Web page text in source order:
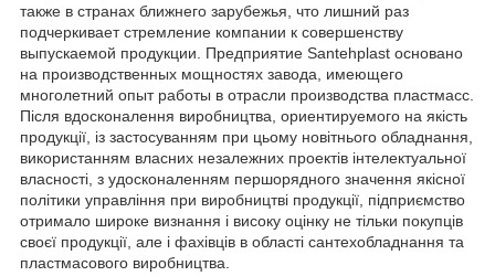
также в странах ближнего зарубежья, что лишний раз
подчеркивает стремление компании к совершенству
выпускаемой продукции. Предприятие Santehplast основано
на производственных мощностях завода, имеющего
многолетний опыт работы в отрасли производства пластмасс.
Після вдосконалення виробництва, ориентируемого на якість
продукції, із застосуванням при цьому новітнього обладнання,
використанням власних незалежних проектів інтелектуальної
власності, з удосконаленням першорядного значення якісної
політики управління при виробництві продукції, підприємство
отримало широке визнання і високу оцінку не тільки покупців
своєї продукції, але і фахівців в області сантехобладнання та
пластмасового виробництва.